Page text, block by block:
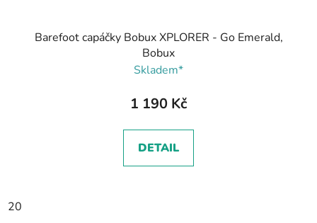
Barefoot capáčky Bobux XPLORER - Go Emerald,
Bobux
Skladem*
1 190 Kč
DETAIL
20